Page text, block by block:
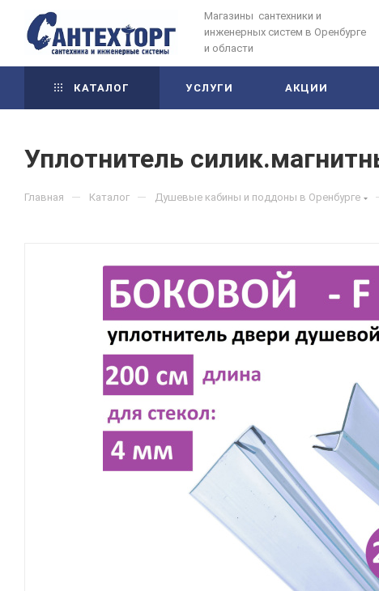
Магазины сантехники и
инженерных систем в Оренбурге
и области
КАТАЛОГ УСЛУГИ АКЦИИ
Уплотнитель
Главная — Каталог — Душевые кабины и поддоны в Оренбурге